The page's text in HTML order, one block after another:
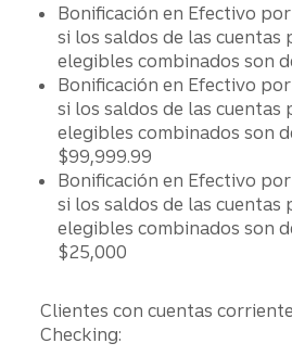
Bonificación en Efectivo
si los saldos de las cuentas
elegibles combinados son
Bonificación en Efectivo
si los saldos de las cuentas
elegibles combinados son
$99,999.99
Bonificación en Efectivo
si los saldos de las cuentas
elegibles combinados son
$25,000
Clientes con cuentas
Checking: